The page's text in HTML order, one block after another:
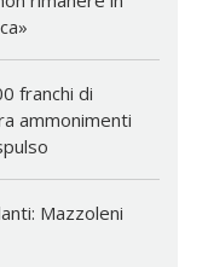
franchi di
ammonimenti
Mazzoleni